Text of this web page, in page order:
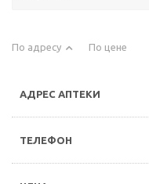
По адресу По цене